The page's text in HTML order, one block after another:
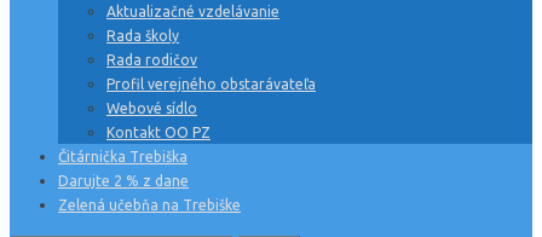
Aktualizačné vzdelávanie
Rada školy
Rada rodičov
Profil verejného obstarávateľa
Webové sídlo
Kontakt OO PZ
Čitárnička Trebiška
Darujte 2 % z dane
Zelená učebňa na Trebiške